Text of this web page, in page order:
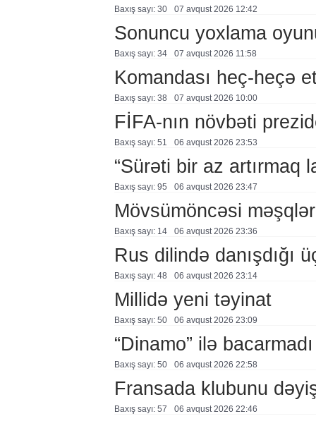
Baxış sayı: 30 07 avqust 2026 12:42
Sonuncu yoxlama
Baxış sayı: 34 07 avqust 2026 11:58
Komandası heç-heçə
Baxış sayı: 38 07 avqust 2026 10:00
FİFA-nın növbəti
Baxış sayı: 51 06 avqust 2026 23:53
“Sürəti bir az artırmaq
Baxış sayı: 95 06 avqust 2026 23:47
Mövsümöncəsi
Baxış sayı: 14 06 avqust 2026 23:36
Rus dilində danışdığı
Baxış sayı: 48 06 avqust 2026 23:14
Millidə yeni təyinat
Baxış sayı: 50 06 avqust 2026 23:09
“Dinamo” ilə bacarmadı
Baxış sayı: 50 06 avqust 2026 22:58
Fransada klubunu
Baxış sayı: 57 06 avqust 2026 22:46